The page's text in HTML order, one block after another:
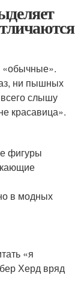
«обычные».
ни пышных
слышу
красавица».
фигуры
в модных
«я
Херд вряд